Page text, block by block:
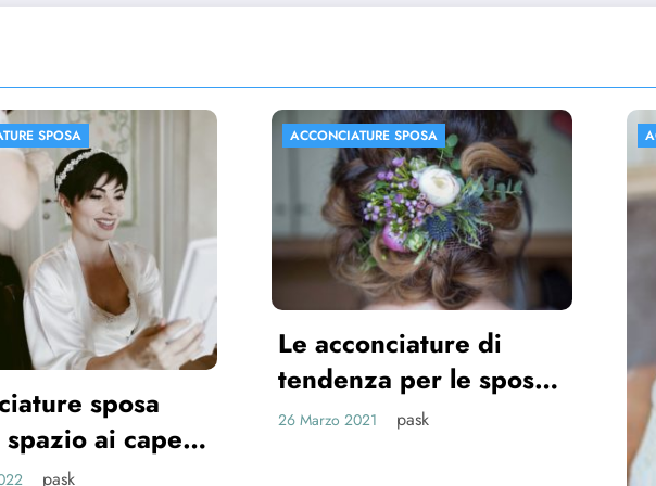
SPOSA
di
per le spose
pask
ACCONCIATURE SPOSA